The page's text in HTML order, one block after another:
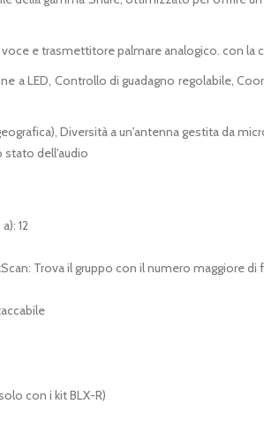
e trasmettitore palmare analogico. con la
a LED, Controllo di guadagno regolabile,
Diversità a un'antenna gestita da
stato dell'audio
12
Trova il gruppo con il numero maggiore
con i kit BLX-R)